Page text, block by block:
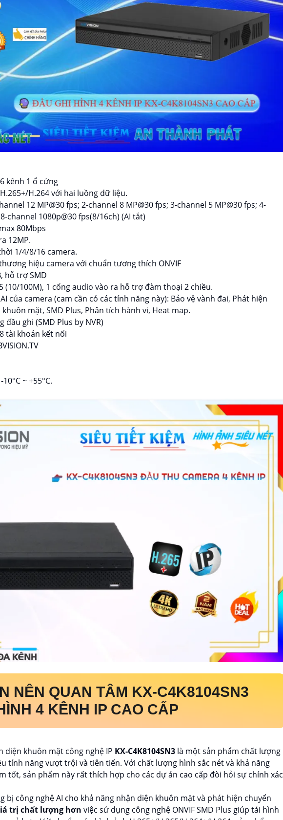
kênh 1 ổ cứng
H.264 với hai luồng dữ liệu.
12 MP@30 fps; 2-channel 8 MP@30 fps; 3-channel 5 MP@30 fps; 4-
channel 1080p@30 fps(8/16ch) (AI tắt)
80Mbps
12MP.
1/4/8/16 camera.
hiệu camera với chuẩn tương thích ONVIF
hỗ trợ SMD
(10/100M), 1 cổng audio vào ra hỗ trợ đàm thoại 2 chiều.
của camera (cam cần có các tính năng này): Bảo vệ vành đai, Phát hiện
mặt, SMD Plus, Phân tích hành vi, Heat map.
đầu ghi (SMD Plus by NVR)
tài khoản kết nối
~ +55°C.
NÊN QUAN TÂM KX-C4K8104SN3
4 KÊNH IP CAO CẤP
diện khuôn mặt công nghệ IP KX-C4K8104SN3 là một sản phẩm chất lượng
tính năng vượt trội và tiên tiến. Với chất lượng hình sắc nét và khả năng
tốt, sản phẩm này rất thích hợp cho các dự án cao cấp đòi hỏi sự chính xác
bị công nghệ AI cho khả năng nhận diện khuôn mặt và phát hiện chuyển
trị chất lượng hơn việc sử dụng công nghệ ONVIF SMD Plus giúp tải hình